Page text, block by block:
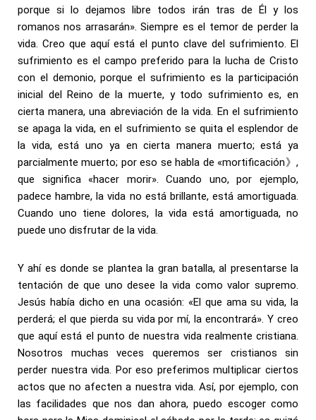
porque si lo dejamos libre todos irán tras de Él y los
romanos nos arrasarán». Siempre es el temor de perder la
vida. Creo que aquí está el punto clave del sufrimiento. El
sufrimiento es el campo preferido para la lucha de Cristo
con el demonio, porque el sufrimiento es la participación
inicial del Reino de la muerte, y todo sufrimiento es, en
cierta manera, una abreviación de la vida. En el sufrimiento
se apaga la vida, en el sufrimiento se quita el esplendor de
la vida, está uno ya en cierta manera muerto; está ya
parcialmente muerto; por eso se habla de «mortificación》,
que significa «hacer morir». Cuando uno, por ejemplo,
padece hambre, la vida no está brillante, está amortiguada.
Cuando uno tiene dolores, la vida está amortiguada, no
puede uno disfrutar de la vida.
Y ahí es donde se plantea la gran batalla, al presentarse la
tentación de que uno desee la vida como valor supremo.
Jesús había dicho en una ocasión: «El que ama su vida, la
perderá; el que pierda su vida por mí, la encontrará». Y creo
que aquí está el punto de nuestra vida realmente cristiana.
Nosotros muchas veces queremos ser cristianos sin
perder nuestra vida. Por eso preferimos multiplicar ciertos
actos que no afecten a nuestra vida. Así, por ejemplo, con
las facilidades que nos dan ahora, puedo escoger como